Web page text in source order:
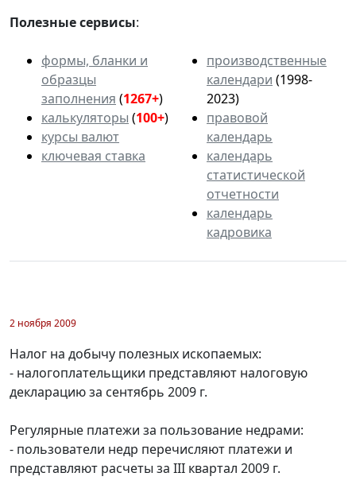
Полезные сервисы:
формы, бланки и
образцы
заполнения (1267+)
калькуляторы (100+)
курсы валют
ключевая ставка
производственные
календари (1998-
2023)
правовой
календарь
календарь
статистической
отчетности
календарь
кадровика
2 ноября 2009
Налог на добычу полезных ископаемых:
- налогоплательщики представляют налоговую
декларацию за сентябрь 2009 г.
Регулярные платежи за пользование недрами:
- пользователи недр перечисляют платежи и
представляют расчеты за III квартал 2009 г.